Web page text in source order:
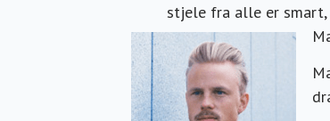
stjele fra alle er